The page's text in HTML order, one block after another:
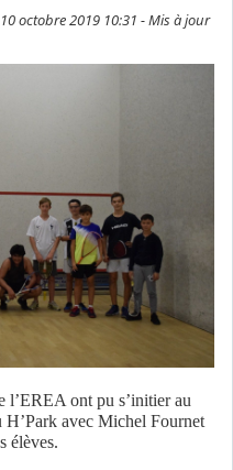
10 octobre 2019 10:31 - Mis à jour
l’EREA ont pu s’initier au
H’Park avec Michel Fournet
élèves.